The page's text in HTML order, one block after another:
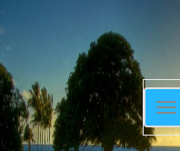
Toggle
navigation